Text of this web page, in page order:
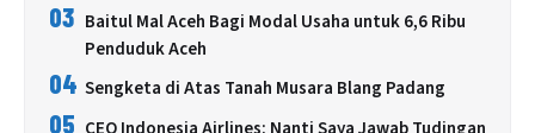
03 Baitul Mal Aceh Bagi Modal Usaha untuk 6,6 Ribu
Penduduk Aceh
04 Sengketa di Atas Tanah Musara Blang Padang
05